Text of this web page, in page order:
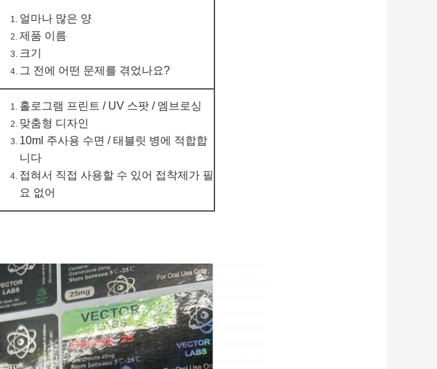
얼마나 많은 양
제품 이름
크기
그 전에 어떤 문제를 겪었나요?
홀로그램 프린트 / UV 스팟 / 엠브로싱
맞춤형 디자인
10ml 주사용 수면 / 태블릿 병에 적합합
니다
접혀서 직접 사용할 수 있어 접착제가 필
요 없어